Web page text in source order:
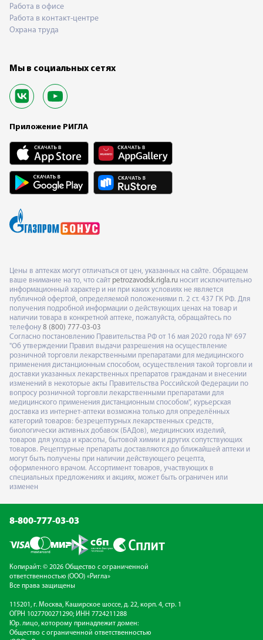
Работа в офисе
Работа в контакт-центре
Охрана труда
Мы в социальных сетях
Приложение РИГЛА
Цены в аптеках могут отличаться от цен, указанных на сайте. Обращаем
ваше внимание на то, что сайт petrozavodsk.rigla.ru носит исключительно
информационный характер и ни при каких условиях не является
публичной офертой, определяемой положениями п. 2 ст. 437 ГК РФ. Для
получения подробной информации о действующих ценах на товар и
наличии товара в конкретной аптеке, пожалуйста, обращайтесь по
телефону 8 (800) 777-03-03
Согласно постановлению Правительства РФ от 16 мая 2020 года № 697
"Об утверждении Правил выдачи разрешения на осуществление
розничной торговли лекарственными препаратами для медицинского
применения дистанционным способом, осуществления такой торговли и
доставки указанных лекарственных препаратов гражданам и внесении
изменений в некоторые акты Правительства Российской Федерации по
вопросу розничной торговли лекарственными препаратами для
медицинского применения дистанционным способом", курьерская
доставка из интернет-аптеки возможна только для определённых
категорий товаров: безрецептурных лекарственных средств,
биологически активных добавок (БАДов), медицинских изделий,
товаров для ухода и красоты, бытовой химии и других сопутствующих
товаров. Рецептурные препараты доставляются до ближайшей аптеки и
могут быть получены при наличии действующего рецепта,
оформленного врачом. Ассортимент товаров, участвующих в
специальных предложениях и акциях, может быть ограничен или
изменен
8-800-777-03-03
Копирайт: © 2026 Общество с ограниченной
ответственностью (ООО) «Ригла»
Все права защищены
115201, г. Москва, Каширское шоссе, д. 22, корп. 4, стр. 1
ОГРН 1027700271290; ИНН 7724211288
Юр. лицо, которому принадлежит домен:
Общество с ограниченной ответственностью